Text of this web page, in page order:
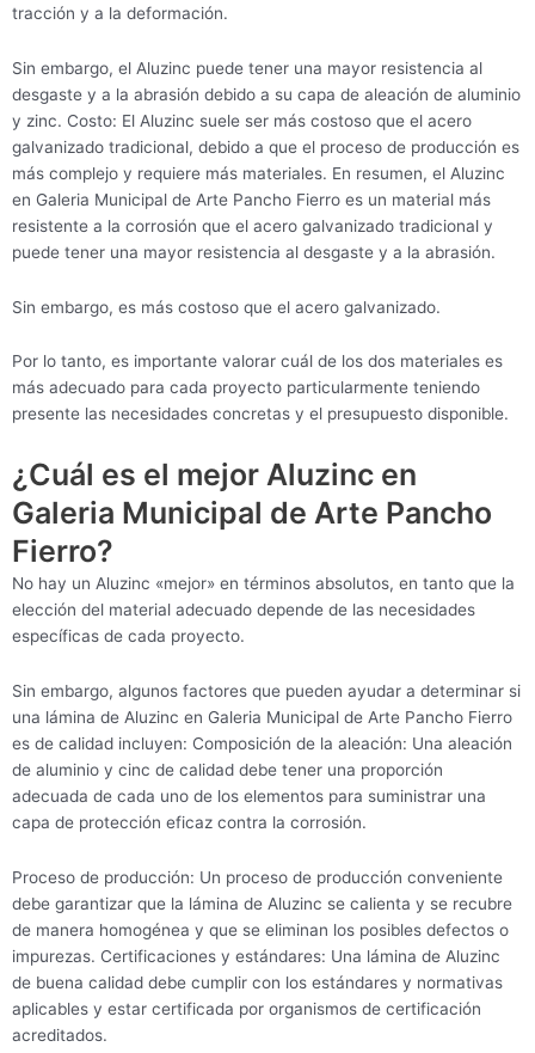
tracción y a la deformación.
Sin embargo, el Aluzinc puede tener una mayor resistencia al
desgaste y a la abrasión debido a su capa de aleación de aluminio
y zinc. Costo: El Aluzinc suele ser más costoso que el acero
galvanizado tradicional, debido a que el proceso de producción es
más complejo y requiere más materiales. En resumen, el Aluzinc
en Galeria Municipal de Arte Pancho Fierro es un material más
resistente a la corrosión que el acero galvanizado tradicional y
puede tener una mayor resistencia al desgaste y a la abrasión.
Sin embargo, es más costoso que el acero galvanizado.
Por lo tanto, es importante valorar cuál de los dos materiales es
más adecuado para cada proyecto particularmente teniendo
presente las necesidades concretas y el presupuesto disponible.
¿Cuál es el mejor Aluzinc en
Galeria Municipal de Arte Pancho
Fierro?
No hay un Aluzinc «mejor» en términos absolutos, en tanto que la
elección del material adecuado depende de las necesidades
específicas de cada proyecto.
Sin embargo, algunos factores que pueden ayudar a determinar si
una lámina de Aluzinc en Galeria Municipal de Arte Pancho Fierro
es de calidad incluyen: Composición de la aleación: Una aleación
de aluminio y cinc de calidad debe tener una proporción
adecuada de cada uno de los elementos para suministrar una
capa de protección eficaz contra la corrosión.
Proceso de producción: Un proceso de producción conveniente
debe garantizar que la lámina de Aluzinc se calienta y se recubre
de manera homogénea y que se eliminan los posibles defectos o
impurezas. Certificaciones y estándares: Una lámina de Aluzinc
de buena calidad debe cumplir con los estándares y normativas
aplicables y estar certificada por organismos de certificación
acreditados.